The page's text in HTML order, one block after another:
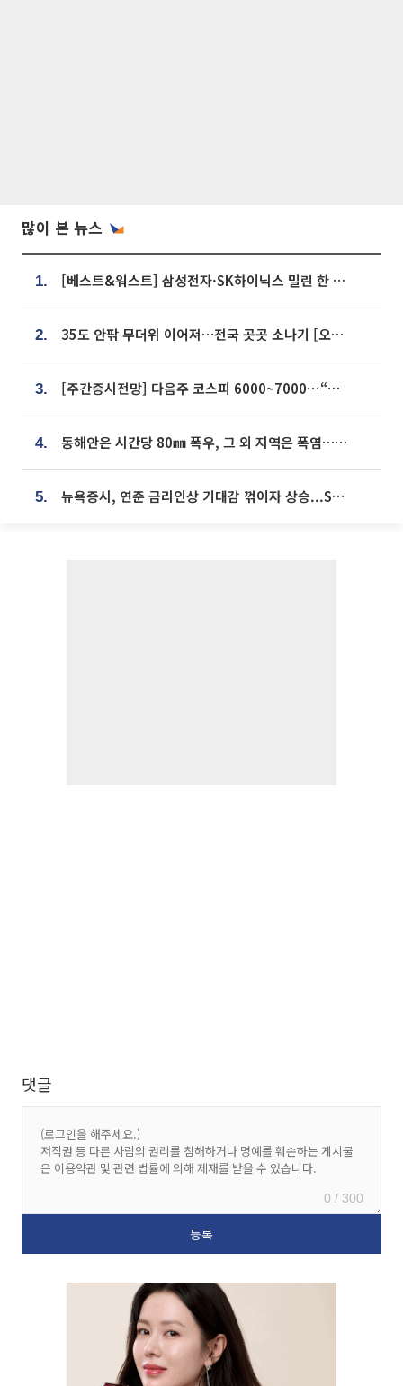
많이 본 뉴스
1. [베스트&워스트] 삼성전자·SK하이닉스 밀린 한 주…상상인증권은 85% 급등
2. 35도 안팎 무더위 이어져…전국 곳곳 소나기 [오늘 날씨]
3. [주간증시전망] 다음주 코스피 6000~7000⋯“外人 수급은 정책이 변수”
4. 동해안은 시간당 80㎜ 폭우, 그 외 지역은 폭염…‘극과 극 날씨’
5. 뉴욕증시, 연준 금리인상 기대감 꺾이자 상승...S&P500 사상 최고치 [종합]
댓글
0 / 300